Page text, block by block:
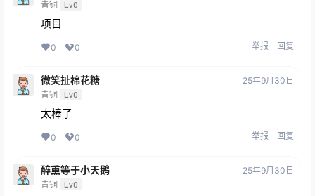
青铜 Lv0
项目
0 0 举报 回复
微笑扯棉花糖
青铜 Lv0
25年9月30日
太棒了
0 0 举报 回复
醉熏等于小天鹅
青铜 Lv0
25年9月30日